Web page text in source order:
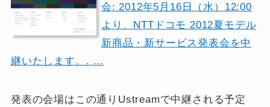
会: 2012年5月16日（水）12:00
より、NTTドコモ 2012夏モデル
新商品・新サービス発表会を中
継いたします。. …
発表の会場はこの通りUstreamで中継される予定